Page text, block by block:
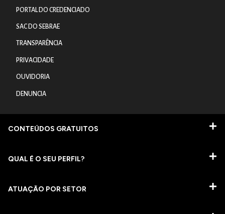
PORTAL DO CREDENCIADO
SAC DO SEBRAE
TRANSPARÊNCIA
PRIVACIDADE
OUVIDORIA
DENUNCIA
CONTEÚDOS GRATUITOS
QUAL É O SEU PERFIL?
ATUAÇÃO POR SETOR